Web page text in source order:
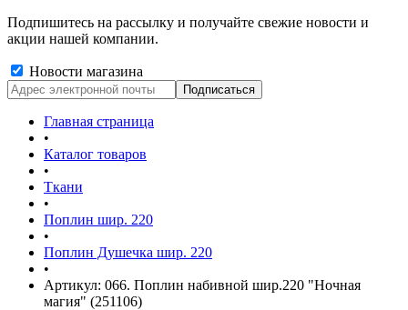
Подпишитесь на рассылку и получайте свежие новости и
акции нашей компании.
Новости магазина
Главная страница
•
Каталог товаров
•
Ткани
•
Поплин шир. 220
•
Поплин Душечка шир. 220
•
Артикул: 066. Поплин набивной шир.220 "Ночная
магия" (251106)